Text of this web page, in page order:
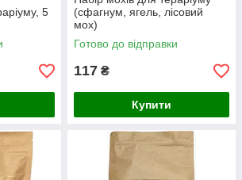
5
(сфагнум, ягель, лісовий
мох)
Готово до відправки
117 ₴
Купити